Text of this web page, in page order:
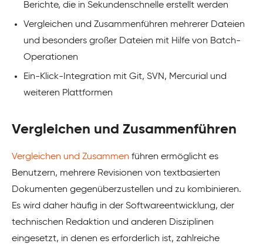
Berichte, die in Sekundenschnelle erstellt werden
Vergleichen und Zusammenführen mehrerer Dateien
und besonders großer Dateien mit Hilfe von Batch-
Operationen
Ein-Klick-Integration mit Git, SVN, Mercurial und
weiteren Plattformen
Vergleichen und Zusammenführen
Vergleichen und Zusammen führen ermöglicht es
Benutzern, mehrere Revisionen von textbasierten
Dokumenten gegenüberzustellen und zu kombinieren.
Es wird daher häufig in der Softwareentwicklung, der
technischen Redaktion und anderen Disziplinen
eingesetzt, in denen es erforderlich ist, zahlreiche